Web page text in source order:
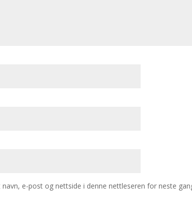
navn, e-post og nettside i denne nettleseren for neste